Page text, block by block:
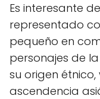
Es interesante
representado
pequeño en
personajes de
su origen étnico,
ascendencia